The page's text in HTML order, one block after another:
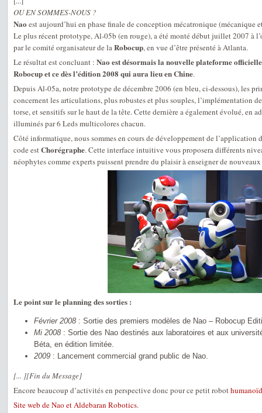
OU EN SOMMES-NOUS ?
Nao est aujourd’hui en phase finale de conception mécatronique (mécanique
Le plus récent prototype, Al-05b (en rouge), a été monté début juillet 2007 à
par le comité organisateur de laRobocup, en vue d’être présenté à Atlanta.
Le résultat est concluant : Nao est désormais la nouvelle plateforme
Robocup et ce dès l’édition 2008 qui aura lieu en Chine.
Depuis Al-05a, notre prototype de décembre 2006 (en bleu, ci-dessous), les
concernent les articulations, plus robustes et plus souples, l’implémentation
torse, et sensitifs sur le haut de la tête. Cette dernière a également évolué, en
illuminés par 6 Leds multicolores chacun.
Côté informatique, nous sommes en cours de développement de l’application
code estChorégraphe. Cette interface intuitive vous proposera différents
néophytes comme experts puissent prendre du plaisir à enseigner de
Le point sur le planning des sorties :
Février 2008 : Sortie des premiers modèles de Nao – Robocup
Mi 2008 : Sortie des Nao destinés aux laboratoires et aux
Béta, en édition limitée.
2009 : Lancement commercial grand public de Nao.
[... ][Fin du Message]
Encore beaucoup d’activités en perspective donc pour ce petit robot
Site web de Nao et Aldebaran Robotics.